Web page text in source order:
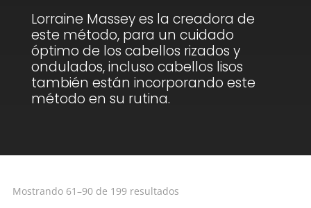
Lorraine Massey es la creadora de
este método, para un cuidado
óptimo de los cabellos rizados y
ondulados, incluso cabellos lisos
también están incorporando este
método en su rutina.
Mostrando 61–90 de 199 resultadosOrdenado